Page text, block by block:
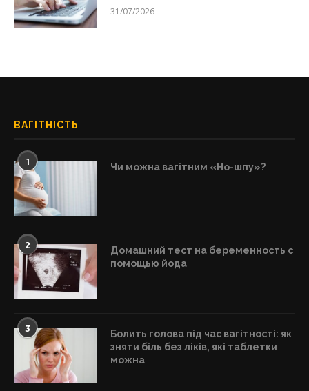
31/07/2026
ВАГІТНІСТЬ
1 Чи можна вагітним «Но-шпу»?
2
Домашний тест на беременность с
помощью йода
3
Болить голова під час вагітності: як
зняти біль без ліків, які таблетки
можна